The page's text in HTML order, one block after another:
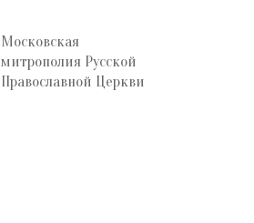
Московская
митрополия Русской
Православной Церкви